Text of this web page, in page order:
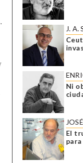
J. A.
Ni
El